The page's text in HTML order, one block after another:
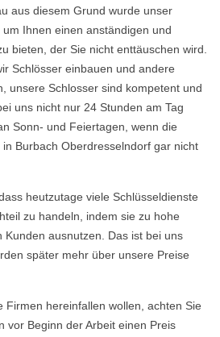
aus diesem Grund wurde unser
Ihnen einen anständigen und
bieten, der Sie nicht enttäuschen wird.
Schlösser einbauen und andere
unsere Schlosser sind kompetent und
uns nicht nur 24 Stunden am Tag
Sonn- und Feiertagen, wenn die
Burbach Oberdresselndorf gar nicht
heutzutage viele Schlüsseldienste
zu handeln, indem sie zu hohe
Kunden ausnutzen. Das ist bei uns
später mehr über unsere Preise
Firmen hereinfallen wollen, achten Sie
vor Beginn der Arbeit einen Preis